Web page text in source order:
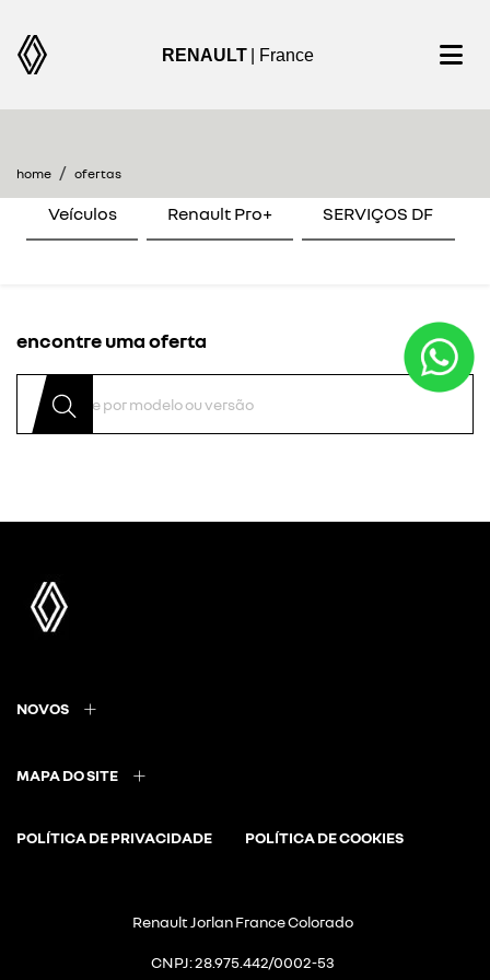
RENAULT | France
home ofertas
Veículos Renault Pro+ SERVIÇOS DF
encontre uma oferta
NOVOS
MAPA DO SITE
POLÍTICA DE PRIVACIDADE POLÍTICA DE COOKIES
Renault Jorlan France Colorado
CNPJ: 28.975.442/0002-53